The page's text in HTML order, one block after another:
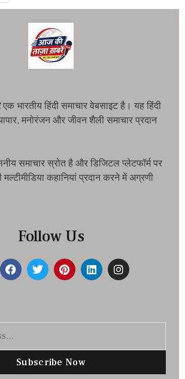
एक भारतीय हिंदी समाचार वेबसाइट है। यह हिंदी
मनोरंजन और जीवन शैली समाचार प्रदान
समाचार स्रोत है और डिजिटल प्लेटफॉर्म पर
मल्टीमीडिया कहानियां प्रदान करने में अग्रणी
Follow Us
Subscribe Now